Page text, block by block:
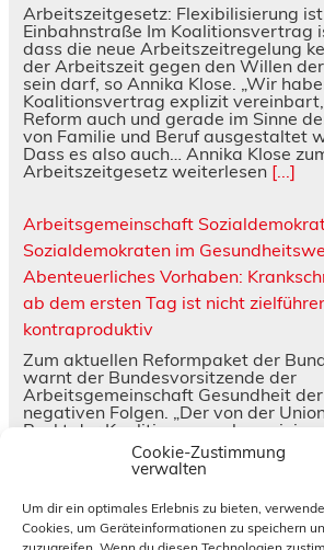
Cookie-Zustimmung
verwalten
Um dir ein optimales Erlebnis zu bieten,
Cookies, um Geräteinformationen zu speichern
Arbeitszeitgesetz: Flexibilisierung
Einbahnstraße Im Koalitionsvertrag
dass die neue Arbeitszeitregelung
der Arbeitszeit gegen den Willen
sein darf, so Annika Klose. „Wir
Koalitionsvertrag explizit
Reform auch und gerade im Sinne
von Familie und Beruf ausgestaltet
Dass es also auch… Annika Klose
Arbeitszeitgesetz weiterlesen [...]
Arbeitsgemeinschaft
Sozialdemokraten im
Abenteuerliches Vorhaben:
ab dem ersten Tag ist nicht
kontraproduktiv
Zum aktuellen Reformpaket der
warnt der Bundesvorsitzende der
Arbeitsgemeinschaft Gesundheit
negativen Folgen. „Der von der
Punkt der
bereits ab dem ersten Tag eine
Krankschreibung eingeholt werden
abenteuerlich“, erklärt der
Arbeitsgemeinschaft
Sozialdemokraten im
Velter. „Wenn nun…